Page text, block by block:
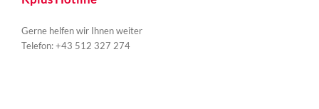
Gerne helfen wir Ihnen weiter
Telefon: +43 512 327 274